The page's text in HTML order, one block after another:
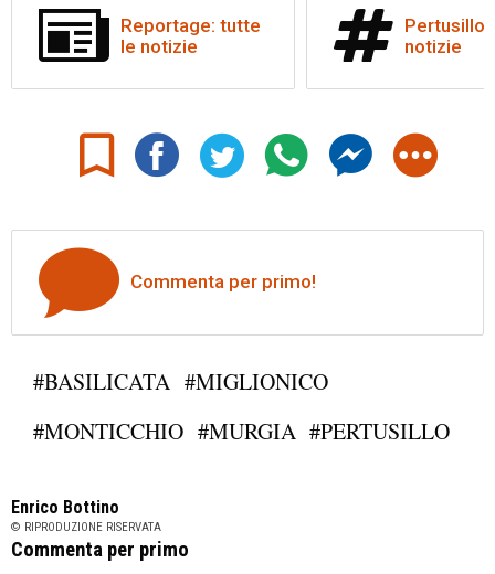
Reportage: tutte
le notizie
notizie
Commenta per primo!
#BASILICATA #MIGLIONICO
#MONTICCHIO #MURGIA #PERTUSILLO
Enrico Bottino
© RIPRODUZIONE RISERVATA
Commenta per primo